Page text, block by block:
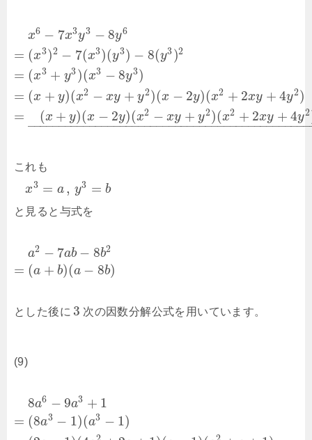
x6 − 7x3y3 − 8y6
= (x3)2 − 7(x3)(y3) − 8(y3)2
= (x3 + y3)(x3 − 8y3)
= (x + y)(x2 − xy + y2)(x − 2y)(x2 + 2xy + 4y2)
=
(x + y)(x − 2y)(x2 − xy + y2)(x2 + 2xy + 4y2
––––––––––––––––––––––––––––––––––––––––––––––
これも
x3 = a , y3 = b
と見ると与式を
a2 − 7ab − 8b2
= (a + b)(a − 8b)
とした後に 3 次の因数分解公式を用いています。
(9)
8a6 − 9a3 + 1
= (8a3 − 1)(a3 − 1)